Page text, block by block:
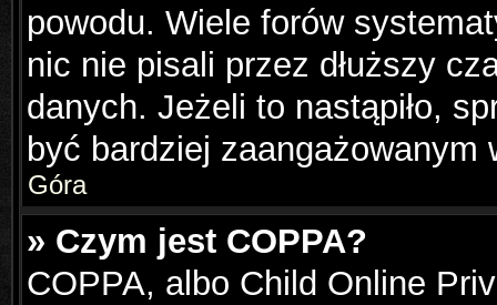
powodu. Wiele forów
nic nie pisali przez dłuższy
danych. Jeżeli to nastąpiło,
być bardziej zaangażowanym
Góra
» Czym jest COPPA?
COPPA, albo Child Online